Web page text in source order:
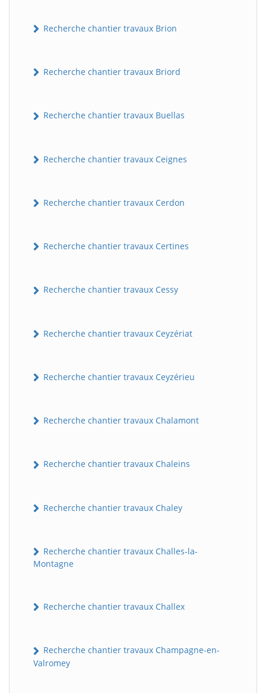
Recherche chantier travaux Brion
Recherche chantier travaux Briord
Recherche chantier travaux Buellas
Recherche chantier travaux Ceignes
Recherche chantier travaux Cerdon
Recherche chantier travaux Certines
Recherche chantier travaux Cessy
Recherche chantier travaux Ceyzériat
Recherche chantier travaux Ceyzérieu
Recherche chantier travaux Chalamont
Recherche chantier travaux Chaleins
Recherche chantier travaux Chaley
Recherche chantier travaux Challes-la-
Montagne
Recherche chantier travaux Challex
Recherche chantier travaux Champagne-en-
Valromey